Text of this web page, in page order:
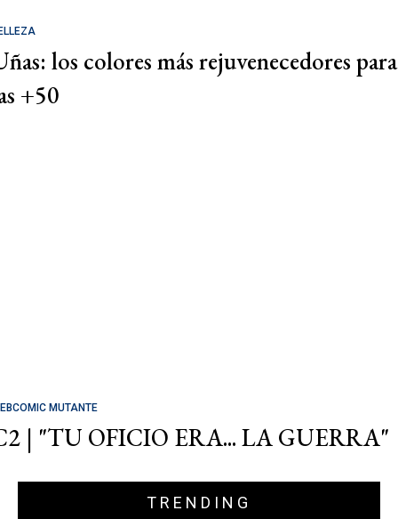
los colores más rejuvenecedores para
+50
MUTANTE
| "TU OFICIO ERA... LA GUERRA"
TRENDING